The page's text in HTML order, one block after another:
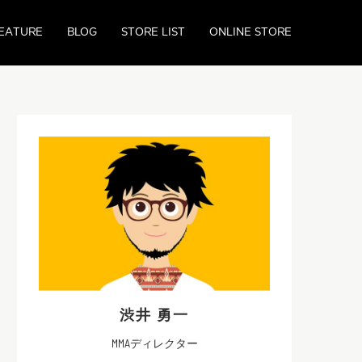
BLOG STORE LIST ONLINE STORE
渋井 勇一
MMAディレクター